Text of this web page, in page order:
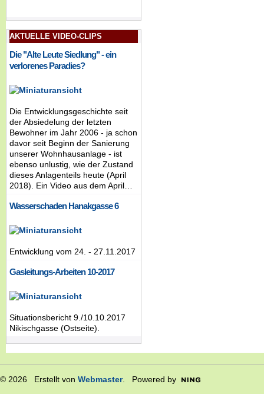
AKTUELLE VIDEO-CLIPS
Die "Alte Leute Siedlung" - ein
verlorenes Paradies?
Die Entwicklungsgeschichte seit
der Absiedelung der letzten
Bewohner im Jahr 2006 - ja schon
davor seit Beginn der Sanierung
unserer Wohnhausanlage - ist
ebenso unlustig, wie der Zustand
dieses Anlagenteils heute (April
2018). Ein Video aus dem April…
Wasserschaden Hanakgasse 6
Entwicklung vom 24. - 27.11.2017
Gasleitungs-Arbeiten 10-2017
Situationsbericht 9./10.10.2017
Nikischgasse (Ostseite).
© 2026 Erstellt von Webmaster. Powered by